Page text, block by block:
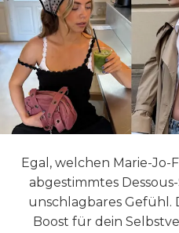
Egal, welchen Marie-
abgestimmtes
unschlagbares Gefühl.
Boost für dein